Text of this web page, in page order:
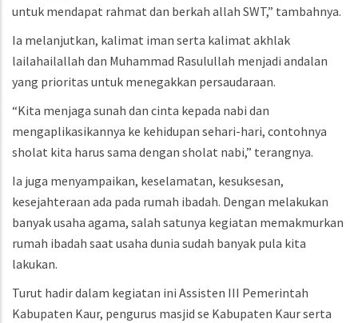
untuk mendapat rahmat dan berkah allah SWT,” tambahnya.
Ia melanjutkan, kalimat iman serta kalimat akhlak
lailahailallah dan Muhammad Rasulullah menjadi andalan
yang prioritas untuk menegakkan persaudaraan.
“Kita menjaga sunah dan cinta kepada nabi dan
mengaplikasikannya ke kehidupan sehari-hari, contohnya
sholat kita harus sama dengan sholat nabi,” terangnya.
Ia juga menyampaikan, keselamatan, kesuksesan,
kesejahteraan ada pada rumah ibadah. Dengan melakukan
banyak usaha agama, salah satunya kegiatan memakmurkan
rumah ibadah saat usaha dunia sudah banyak pula kita
lakukan.
Turut hadir dalam kegiatan ini Assisten III Pemerintah
Kabupaten Kaur, pengurus masjid se Kabupaten Kaur serta